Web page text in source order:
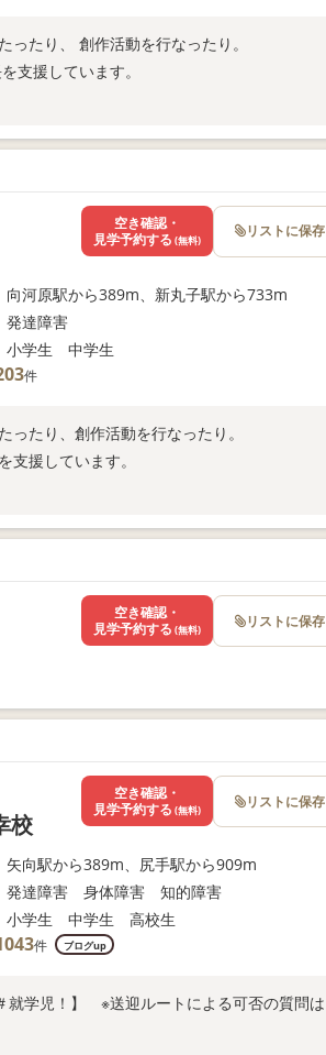
ったり、 創作活動を行なったり。
支援しています。
向河原駅から389m、新丸子駅から733m
発達障害
小学生 中学生
件
ったり、創作活動を行なったり。
支援しています。
空き確認・
見学予約する (無料) リストに保存
空き確認・
見学予約する (無料) リストに保存
校
矢向駅から389m、尻手駅から909m
発達障害 身体障害 知的障害
小学生 中学生 高校生
件 ブログup
就学児！】 ※送迎ルートによる可否の質問は
空き確認・
見学予約する (無料) リストに保存